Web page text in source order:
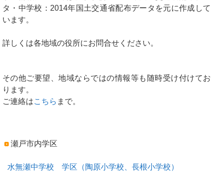
タ・中学校：2014年国土交通省配布データを元に作成して
います。
詳しくは各地域の役所にお問合せください。
その他ご要望、地域ならではの情報等も随時受け付けてお
ります。
ご連絡はこちら まで。
瀬戸市内学区
水無瀬中学校 学区（陶原小学校、長根小学校）